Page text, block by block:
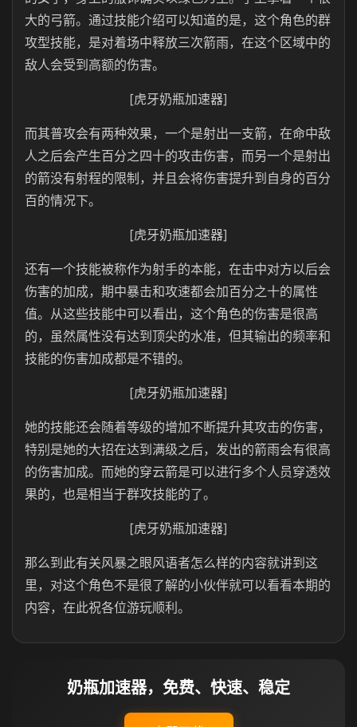
大的弓箭。通过技能介绍可以知道的是，这个角色的群
攻型技能，是对着场中释放三次箭雨，在这个区域中的
敌人会受到高额的伤害。
[虎牙奶瓶加速器]
而其普攻会有两种效果，一个是射出一支箭，在命中敌
人之后会产生百分之四十的攻击伤害，而另一个是射出
的箭没有射程的限制，并且会将伤害提升到自身的百分
百的情况下。
[虎牙奶瓶加速器]
还有一个技能被称作为射手的本能，在击中对方以后会
伤害的加成，期中暴击和攻速都会加百分之十的属性
值。从这些技能中可以看出，这个角色的伤害是很高
的，虽然属性没有达到顶尖的水准，但其输出的频率和
技能的伤害加成都是不错的。
[虎牙奶瓶加速器]
她的技能还会随着等级的增加不断提升其攻击的伤害，
特别是她的大招在达到满级之后，发出的箭雨会有很高
的伤害加成。而她的穿云箭是可以进行多个人员穿透效
果的，也是相当于群攻技能的了。
[虎牙奶瓶加速器]
那么到此有关风暴之眼风语者怎么样的内容就讲到这
里，对这个角色不是很了解的小伙伴就可以看看本期的
内容，在此祝各位游玩顺利。
奶瓶加速器，免费、快速、稳定